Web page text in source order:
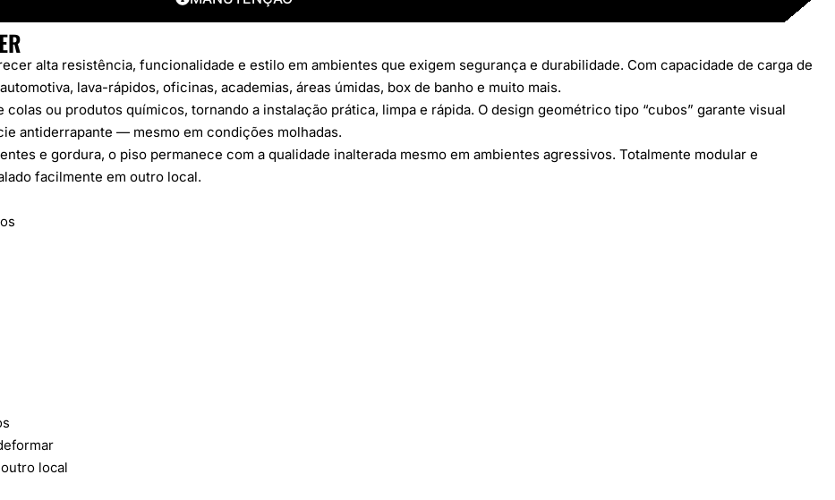
alta resistência, funcionalidade e estilo em ambientes que exigem segurança e durabilidade. Com capacidade de carga de
lava-rápidos, oficinas, academias, áreas úmidas, box de banho e muito mais.
ou produtos químicos, tornando a instalação prática, limpa e rápida. O design geométrico tipo “cubos” garante visual
antiderrapante — mesmo em condições molhadas.
e gordura, o piso permanece com a qualidade inalterada mesmo em ambientes agressivos. Totalmente modular e
facilmente em outro local.
local